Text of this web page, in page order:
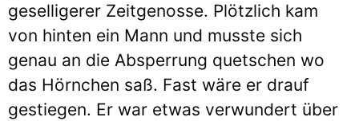
geselligerer Zeitgenosse. Plötzlich kam
von hinten ein Mann und musste sich
genau an die Absperrung quetschen wo
das Hörnchen saß. Fast wäre er drauf
gestiegen. Er war etwas verwundert über